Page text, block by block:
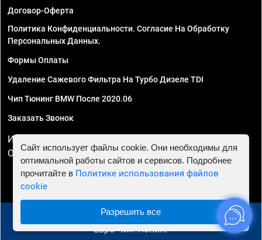
Договор-Оферта
Политика Конфиденциальности. Согласие На Обработку
Персональных Данных.
Формы Оплаты
Удаление Сажевого Фильтра На Турбо Дизеле TDI
Чип Тюнинг BMW После 2020.06
Заказать Звонок
ИП Смирнов Георгий Павлович. ИНН 781302555843,
ОГРНИП 324470400032610
© 2010 - 2026 Чип тюнинг в Севастополе - Автосервис
"Евро Чип Тюнинг"
Сайт использует файлы cookie. Они необходимы для
оптимальной работы сайтов и сервисов. Подробнее
прочитайте в Политике использования файлов
cookie
Разрешить все